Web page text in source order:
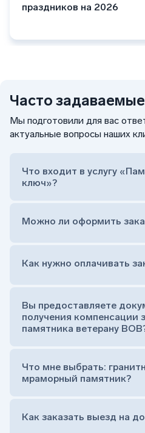
праздников на 2026
Часто
Мы подготовили для вас
актуальные вопросы наших
Что входит в услугу
ключ»?
Сам комплект
Тумба (постамент,
штыря
Цветник
Обработка и сверловка
Расположение символа
на символ веры или
Можно ли оформить
Как нужно оплачивать
Вы предоставляете
получения компенсации
памятника ветерану
Что мне выбрать:
мраморный памятник?
Как заказать выезд на